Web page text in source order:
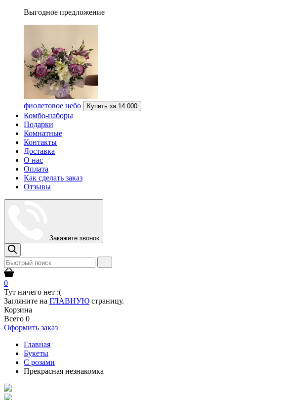
Выгодное предложение
фиолетовое небо Купить за 14 000
Комбо-наборы
Подарки
Комнатные
Контакты
Доставка
О нас
Оплата
Как сделать заказ
Отзывы
Закажите звонок
0
Тут ничего нет :(
Загляните на ГЛАВНУЮ страницу.
Корзина
Всего 0
Оформить заказ
Главная
Букеты
С розами
Прекрасная незнакомка